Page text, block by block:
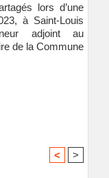
lors d’une
à Saint-Louis
adjoint au
de la Commune
< >